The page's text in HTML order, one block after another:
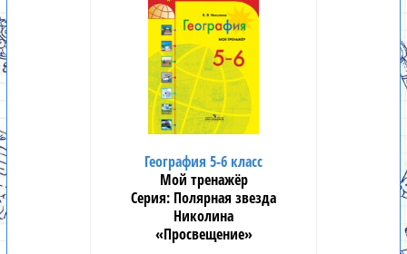
География 5-6 класс
Мой тренажёр
Полярная звезда
Николина
«Просвещение»